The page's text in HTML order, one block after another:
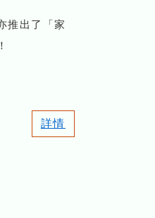
推出了「家
詳情